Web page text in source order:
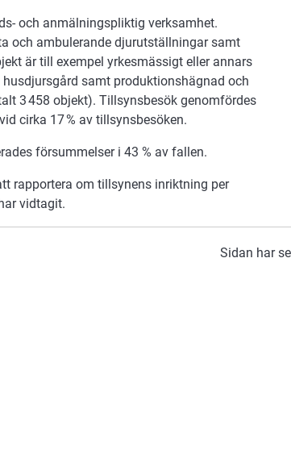
och anmälningspliktig verksamhet.
och ambulerande djurutställningar samt
är till exempel yrkesmässigt eller annars
samt produktionshägnad och
3 458 objekt). Tillsynsbesök genomfördes
cirka 17 % av tillsynsbesöken.
försummelser i 43 % av fallen.
rapportera om tillsynens inriktning per
vidtagit.
Sidan har